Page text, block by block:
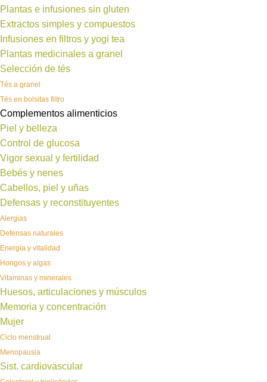
Plantas e infusiones sin gluten
Extractos simples y compuestos
Infusiones en filtros y yogi tea
Plantas medicinales a granel
Selección de tés
Tés a granel
Tés en bolsitas filtro
Complementos alimenticios
Piel y belleza
Control de glucosa
Vigor sexual y fertilidad
Bebés y nenes
Cabellos, piel y uñas
Defensas y reconstituyentes
Alergias
Defensas naturales
Energía y vitalidad
Hongos y algas
Vitaminas y minerales
Huesos, articulaciones y músculos
Memoria y concentración
Mujer
Ciclo menstrual
Menopausia
Sist. cardiovascular